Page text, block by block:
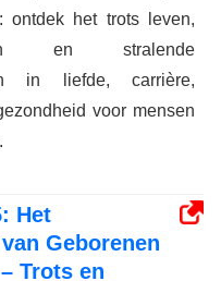
ontdek het trots leven,
en stralende
in liefde, carrière,
voor mensen
Het
Geborenen
Trots en